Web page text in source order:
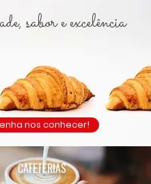
sabor e excelência
nos conhecer!
CAFETERIAS